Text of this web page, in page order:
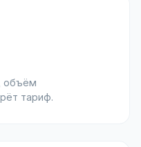
объём
тариф.